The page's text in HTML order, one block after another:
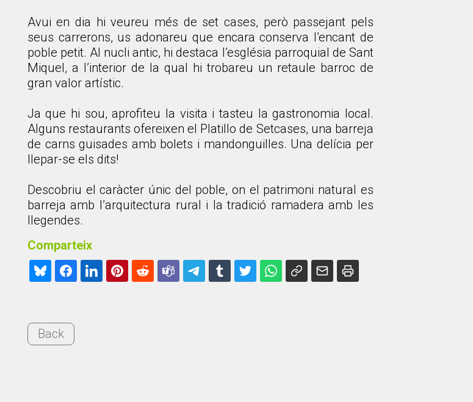
Avui en dia hi veureu més de set cases, però passejant pels
seus carrerons, us adonareu que encara conserva l’encant de
poble petit. Al nucli antic, hi destaca l’església parroquial de Sant
Miquel, a l’interior de la qual hi trobareu un retaule barroc de
gran valor artístic.
Ja que hi sou, aprofiteu la visita i tasteu la gastronomia local.
Alguns restaurants ofereixen el Platillo de Setcases, una barreja
de carns guisades amb bolets i mandonguilles. Una delícia per
llepar-se els dits!
Descobriu el caràcter únic del poble, on el patrimoni natural es
barreja amb l’arquitectura rural i la tradició ramadera amb les
llegendes.
Comparteix
Back